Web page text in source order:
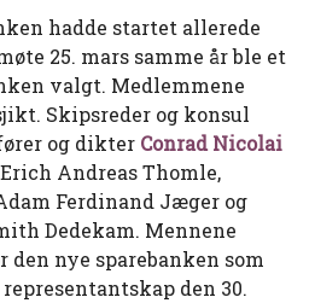
hadde startet allerede
25. mars samme år ble et
valgt. Medlemmene
Skipsreder og konsul
og dikter Conrad Nicolai
Andreas Thomle,
Ferdinand Jæger og
Dedekam. Mennene
nye sparebanken som
den 30.